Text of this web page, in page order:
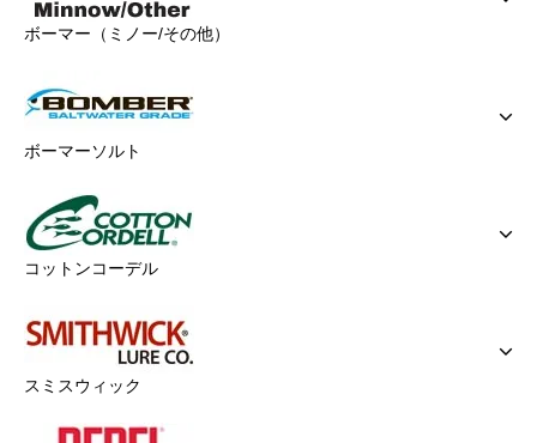
ボーマー（ミノー/その他）
ボーマーソルト
コットンコーデル
スミスウィック